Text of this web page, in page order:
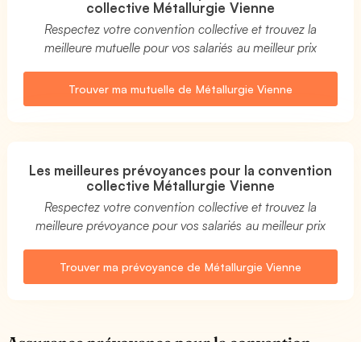
collective Métallurgie Vienne
Respectez votre convention collective et trouvez la
meilleure mutuelle pour vos salariés au meilleur prix
Trouver ma mutuelle de Métallurgie Vienne
Les meilleures prévoyances pour la convention
collective Métallurgie Vienne
Respectez votre convention collective et trouvez la
meilleure prévoyance pour vos salariés au meilleur prix
Trouver ma prévoyance de Métallurgie Vienne